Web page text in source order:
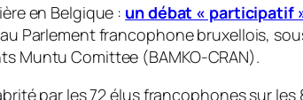
en Belgique : un débat « participatif
Parlement francophone bruxellois,
Muntu Comittee (BAMKO-CRAN).
par les 72 élus francophones sur